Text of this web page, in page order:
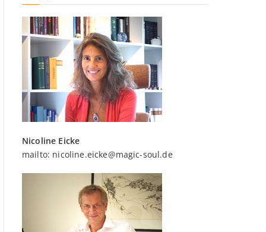
Nicoline Eicke
mailto: nicoline.eicke@magic-soul.de